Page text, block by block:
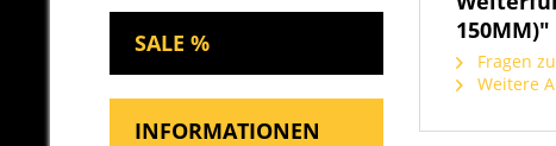
SALE %
INFORMATIONEN
150MM)"
Fragen
Weitere